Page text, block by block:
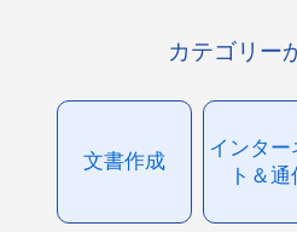
カテゴリー
文書作成
インター
ト＆通